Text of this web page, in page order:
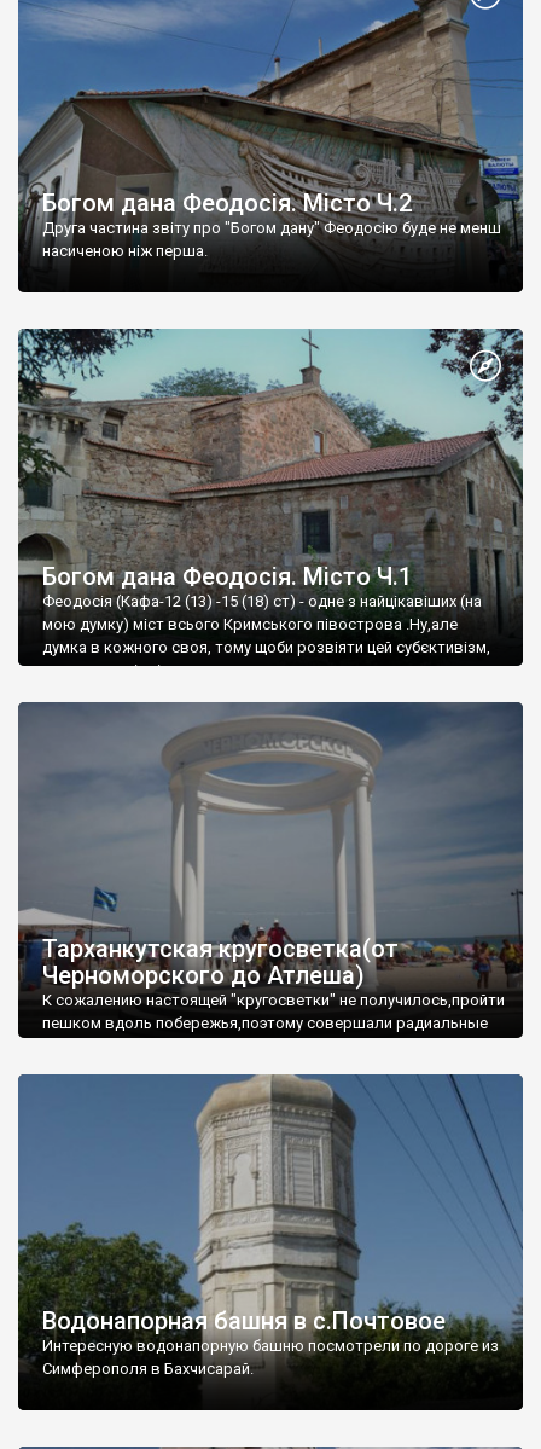
Богом дана Феодосія. Місто Ч.2
Друга частина звіту про "Богом дану" Феодосію буде не менш
насиченою ніж перша.
Богом дана Феодосія. Місто Ч.1
Феодосія (Кафа-12 (13) -15 (18) ст) - одне з найцікавіших (на
мою думку) міст всього Кримського півострова .Ну,але
думка в кожного своя, тому щоби розвіяти цей субєктивізм,
запрошую відвідати це
Тарханкутская кругосветка(от
Черноморского до Атлеша)
К сожалению настоящей "кругосветки" не получилось,пройти
пешком вдоль побережья,поэтому совершали радиальные
Водонапорная башня в с.Почтовое
Интересную водонапорную башню посмотрели по дороге из
Симферополя в Бахчисарай.